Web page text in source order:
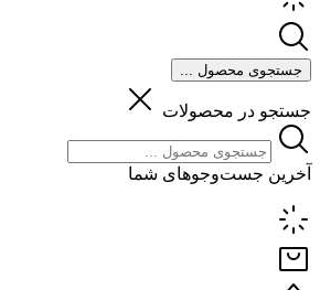
جستجوی محصول ...
جستجو در محصولات
آخرین جست‌وجوهای شما